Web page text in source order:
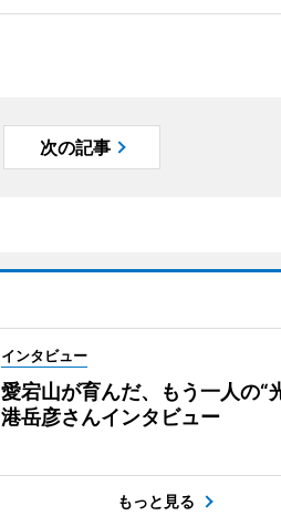
次の記事
インタビュー
愛宕山が育んだ、もう一人の“
港岳彦さんインタビュー
もっと見る